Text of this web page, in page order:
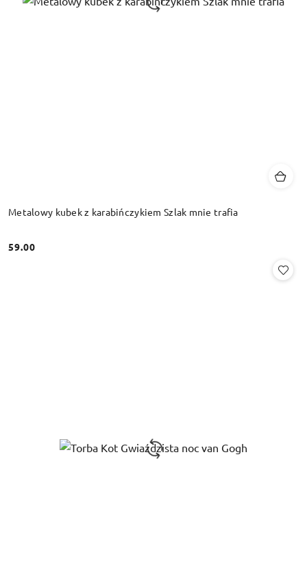
Metalowy kubek z karabińczykiem Szlak mnie trafia
Cena:
59.00